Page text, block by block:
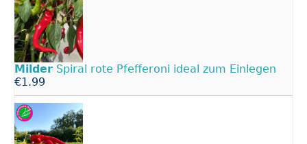
Milder Spiral rote Pfefferoni ideal zum Einlegen
€1.99